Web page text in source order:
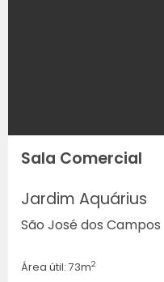
Sala Comercial
Jardim Aquárius
São José dos Campos
Área útil: 73m2